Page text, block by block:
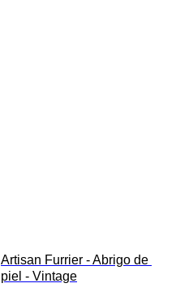
Artisan Furrier - Abrigo de
piel - Vintage